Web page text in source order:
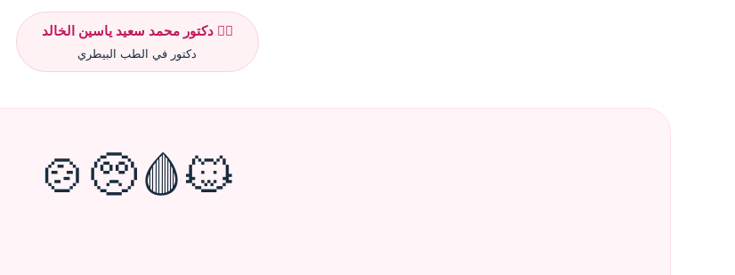
👨‍⚕️ دكتور محمد سعيد ياسين الخالد
دكتور في الطب البيطري
🐱🩸🥺🍲